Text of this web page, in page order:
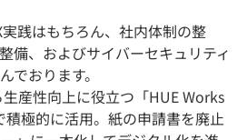
践はもちろん、社内体制の整
備、およびサイバーセキュリティ
でおります。
産性向上に役立つ「HUE Works
極的に活用。紙の申請書を廃止